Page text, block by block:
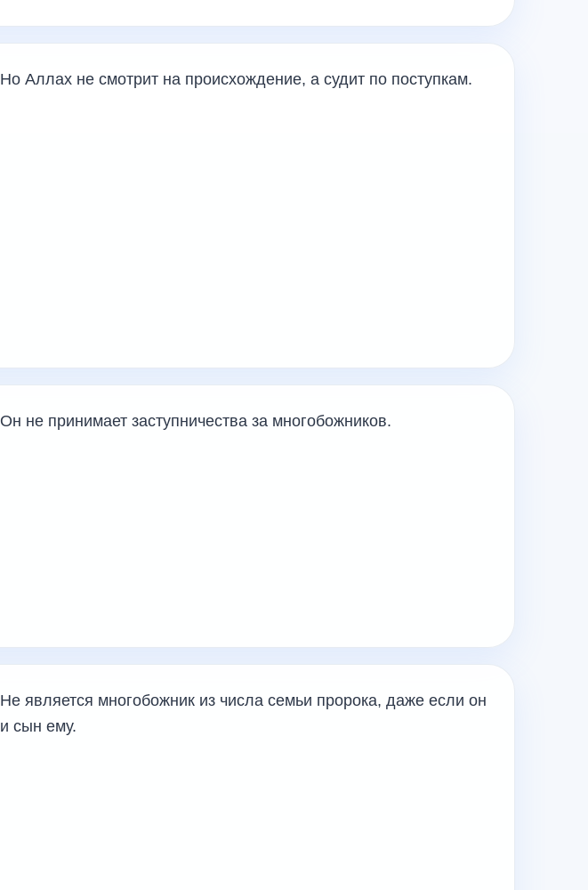
Но Аллах не смотрит на происхождение, а судит по поступкам.
Он не принимает заступничества за многобожников.
Не является многобожник из числа семьи пророка, даже если он
и сын ему.